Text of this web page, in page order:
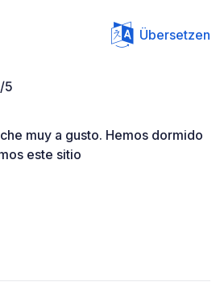
Übersetzen
5
muy a gusto. Hemos dormido
este sitio